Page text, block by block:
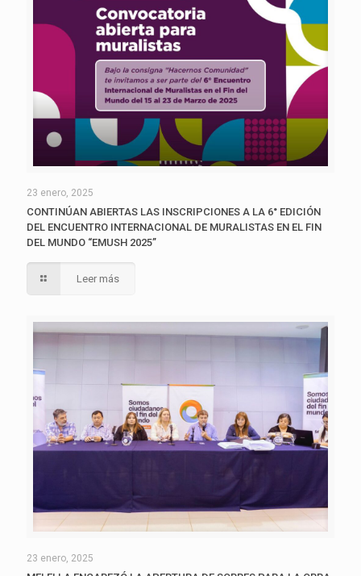
23 enero, 2025
CONTINÚAN ABIERTAS LAS INSCRIPCIONES A LA 6° EDICIÓN
DEL ENCUENTRO INTERNACIONAL DE MURALISTAS EN EL FIN
DEL MUNDO “EMUSH 2025”
Leer más
23 enero, 2025